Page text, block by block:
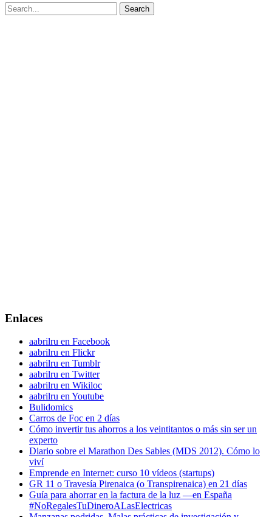
Enlaces
aabrilru en Facebook
aabrilru en Flickr
aabrilru en Tumblr
aabrilru en Twitter
aabrilru en Wikiloc
aabrilru en Youtube
Bulidomics
Carros de Foc en 2 días
Cómo invertir tus ahorros a los veintitantos o más sin ser un
experto
Diario sobre el Marathon Des Sables (MDS 2012). Cómo lo
viví
Emprende en Internet: curso 10 vídeos (startups)
GR 11 o Travesía Pirenaica (o Transpirenaica) en 21 días
Guía para ahorrar en la factura de la luz —en España
#NoRegalesTuDineroALasElectricas